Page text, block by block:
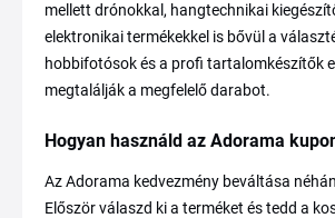
mellett drónokkal, hangtechnikai
elektronikai termékekkel is bővül a
hobbifotósok és a profi tartalomkészítők
megtalálják a megfelelő darabot.
Hogyan használd az Adorama
Az Adorama kedvezmény beváltása
Először válaszd ki a terméket és tedd a